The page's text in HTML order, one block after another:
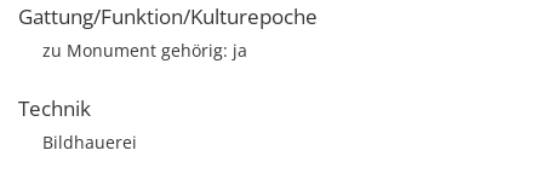
Gattung/Funktion/Kulturepoche
zu Monument gehörig: ja
Technik
Bildhauerei